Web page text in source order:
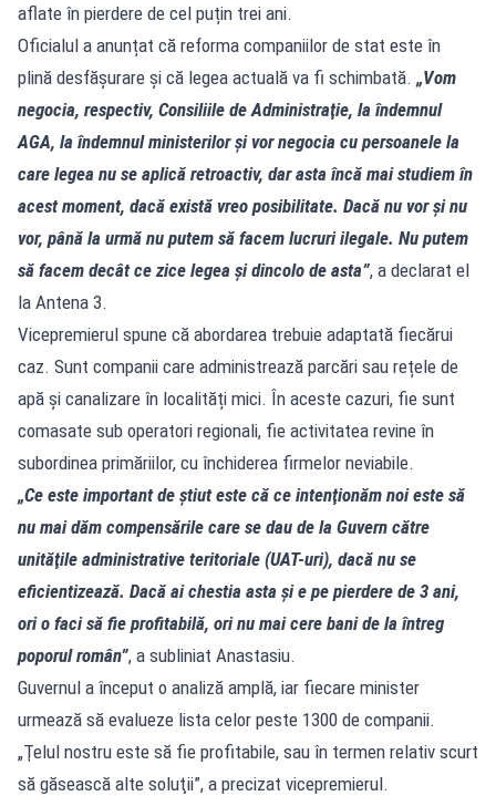
aflate în pierdere de cel puțin trei ani.
Oficialul a anunțat că reforma companiilor de stat este în
plină desfășurare și că legea actuală va fi schimbată. „Vom
negocia, respectiv, Consiliile de Administraţie, la îndemnul
AGA, la îndemnul ministerilor şi vor negocia cu persoanele la
care legea nu se aplică retroactiv, dar asta încă mai studiem în
acest moment, dacă există vreo posibilitate. Dacă nu vor şi nu
vor, până la urmă nu putem să facem lucruri ilegale. Nu putem
să facem decât ce zice legea şi dincolo de asta”, a declarat el
la Antena 3.
Vicepremierul spune că abordarea trebuie adaptată fiecărui
caz. Sunt companii care administrează parcări sau rețele de
apă și canalizare în localități mici. În aceste cazuri, fie sunt
comasate sub operatori regionali, fie activitatea revine în
subordinea primăriilor, cu închiderea firmelor neviabile.
„Ce este important de ştiut este că ce intenţionăm noi este să
nu mai dăm compensările care se dau de la Guvern către
unităţile administrative teritoriale (UAT-uri), dacă nu se
eficientizează. Dacă ai chestia asta şi e pe pierdere de 3 ani,
ori o faci să fie profitabilă, ori nu mai cere bani de la întreg
poporul român”, a subliniat Anastasiu.
Guvernul a început o analiză amplă, iar fiecare minister
urmează să evalueze lista celor peste 1300 de companii.
„Ţelul nostru este să fie profitabile, sau în termen relativ scurt
să găsească alte soluţii”, a precizat vicepremierul.